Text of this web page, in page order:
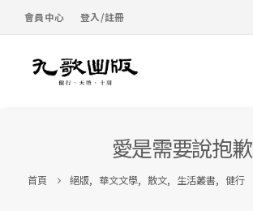
會員中心 登入/註冊
愛是需要說抱歉
首頁 絕版, 華文文學, 散文, 生活叢書, 健行